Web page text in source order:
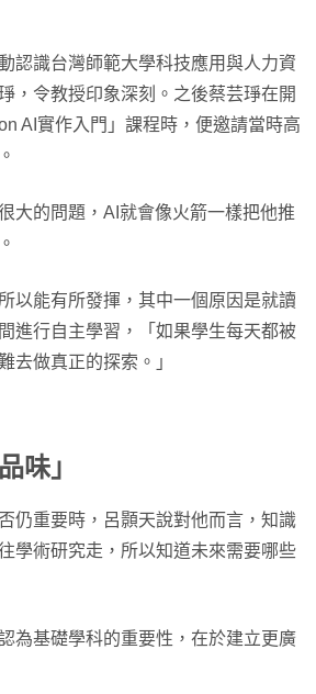
認識台灣師範大學科技應用與人力資
，令教授印象深刻。之後蔡芸琤在開
AI實作入門」課程時，便邀請當時高
大的問題，AI就會像火箭一樣把他推
以能有所發揮，其中一個原因是就讀
進行自主學習，「如果學生每天都被
去做真正的探索。」
味」
仍重要時，呂顥天說對他而言，知識
學術研究走，所以知道未來需要哪些
為基礎學科的重要性，在於建立更廣